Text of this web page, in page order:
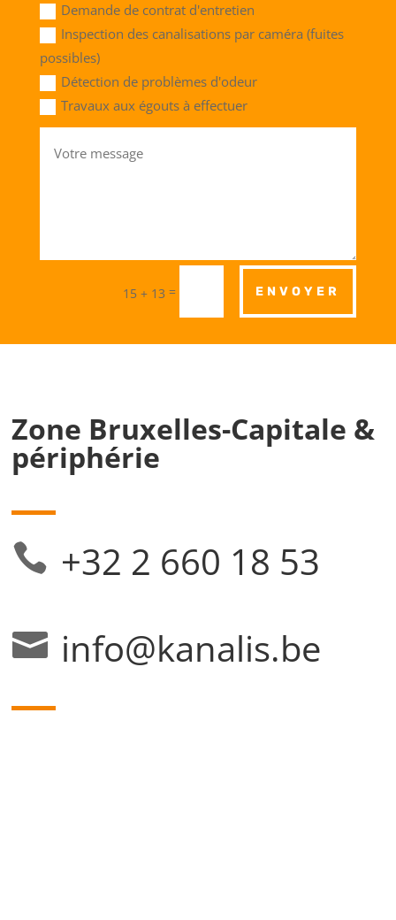
Demande de contrat d'entretien
Inspection des canalisations par caméra (fuites
possibles)
Détection de problèmes d'odeur
Travaux aux égouts à effectuer
15 + 13 = ENVOYER
Zone Bruxelles-Capitale &
périphérie
 +32 2 660 18 53
 info@kanalis.be